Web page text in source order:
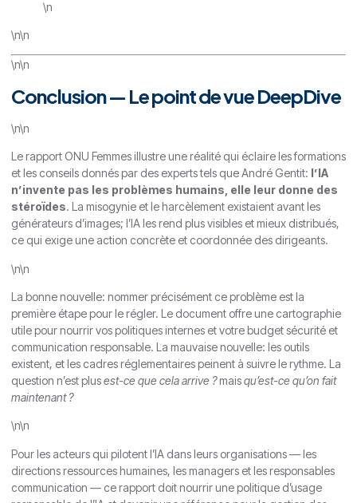
\n
\n\n
\n\n
Conclusion — Le point de vue DeepDive
\n\n
Le rapport ONU Femmes illustre une réalité qui éclaire les formations
et les conseils donnés par des experts tels que André Gentit: l’IA
n’invente pas les problèmes humains, elle leur donne des
stéroïdes. La misogynie et le harcèlement existaient avant les
générateurs d’images; l’IA les rend plus visibles et mieux distribués,
ce qui exige une action concrète et coordonnée des dirigeants.
\n\n
La bonne nouvelle: nommer précisément ce problème est la
première étape pour le régler. Le document offre une cartographie
utile pour nourrir vos politiques internes et votre budget sécurité et
communication responsable. La mauvaise nouvelle: les outils
existent, et les cadres réglementaires peinent à suivre le rythme. La
question n’est plusest-ce que cela arrive ?maisqu’est-ce qu’on fait
maintenant ?
\n\n
Pour les acteurs qui pilotent l’IA dans leurs organisations — les
directions ressources humaines, les managers et les responsables
communication — ce rapport doit nourrir une politique d’usage